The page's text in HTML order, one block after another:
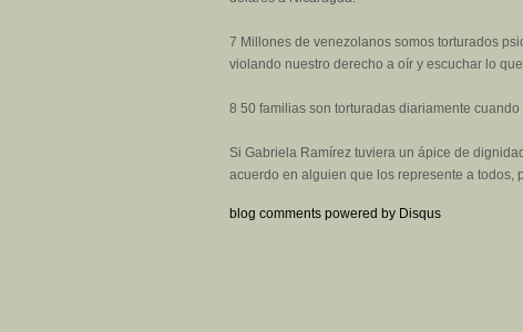
7 Millones de venezolanos somos torturados
violando nuestro derecho a oír y escuchar lo
8 50 familias son torturadas diariamente
Si Gabriela Ramírez tuviera un ápice de
acuerdo en alguien que los represente a
blog comments powered by Disqus